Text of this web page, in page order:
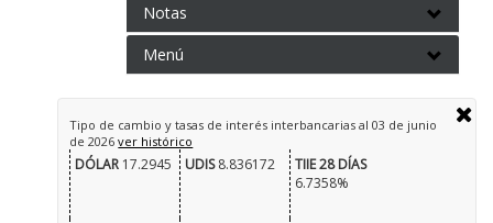
Notas
Menú
Tipo de cambio y tasas de interés interbancarias al 03 de junio
de 2026ver histórico
DÓLAR17.2945 UDIS8.836172
TIIE 28 DÍAS
6.7358%